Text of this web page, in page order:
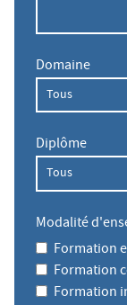
Domaine
Diplôme
Modalité
Formation
Formation
Formation